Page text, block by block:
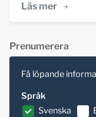
Läs mer
Prenumerera
Få löpande
Språk
Svenska